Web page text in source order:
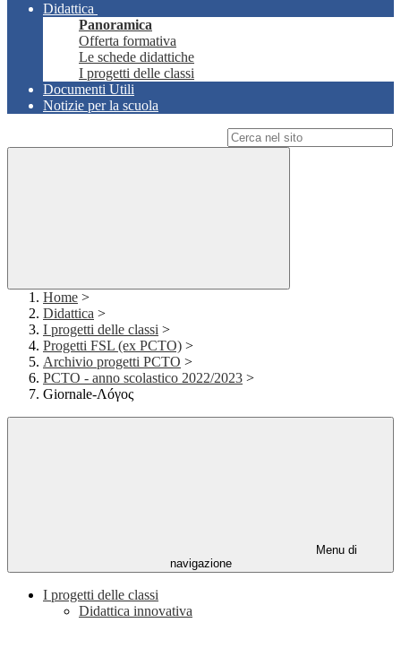
Didattica
Panoramica
Offerta formativa
Le schede didattiche
I progetti delle classi
Documenti Utili
Notizie per la scuola
Home >
Didattica >
I progetti delle classi >
Progetti FSL (ex PCTO) >
Archivio progetti PCTO >
PCTO - anno scolastico 2022/2023 >
Giornale-Λóγος
Menu di
navigazione
I progetti delle classi
Didattica innovativa